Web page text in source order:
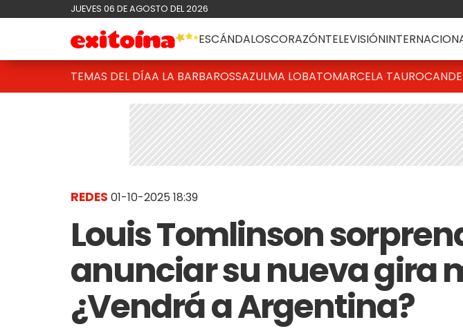
JUEVES 06 DE AGOSTO DEL 2026
ESCÁNDALOSCORAZÓNTELEVISIÓN
TEMAS DEL DÍAA LA BARBAROSSAZULMA LOBATOMARCELA TAURO
REDES 01-10-2025 18:39
Louis Tomlinson
anunciar su nueva gira
¿Vendrá a Argentina?